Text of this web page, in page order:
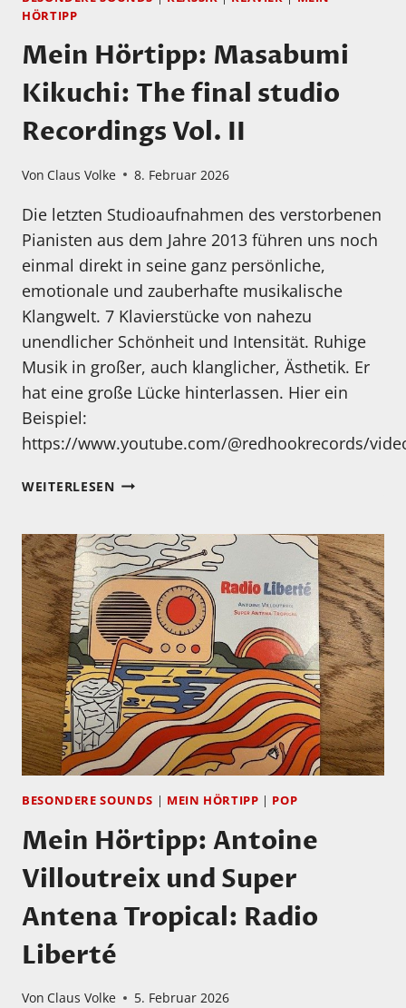
HÖRTIPP
Mein Hörtipp: Masabumi
Kikuchi: The final studio
Recordings Vol. II
Von Claus Volke 8. Februar 2026
Die letzten Studioaufnahmen des verstorbenen
Pianisten aus dem Jahre 2013 führen uns noch
einmal direkt in seine ganz persönliche,
emotionale und zauberhafte musikalische
Klangwelt. 7 Klavierstücke von nahezu
unendlicher Schönheit und Intensität. Ruhige
Musik in großer, auch klanglicher, Ästhetik. Er
hat eine große Lücke hinterlassen. Hier ein
Beispiel:
https://www.youtube.com/@redhookrecords/
WEITERLESENMEIN
KIKUCHI:
THE
FINAL
STUDIO
RECORDINGS
VOL.
II
BESONDERE SOUNDS | MEIN HÖRTIPP | POP
Mein Hörtipp: Antoine
Villoutreix und Super
Antena Tropical: Radio
Liberté
Von Claus Volke 5. Februar 2026